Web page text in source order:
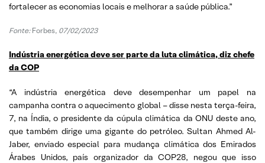
fortalecer as economias locais e melhorar a saúde pública.”
Fonte: Forbes, 07/02/2023
Indústria energética deve ser parte da luta climática, diz chefe
da COP
“A indústria energética deve desempenhar um papel na
campanha contra o aquecimento global – disse nesta terça-feira,
7, na Índia, o presidente da cúpula climática da ONU deste ano,
que também dirige uma gigante do petróleo. Sultan Ahmed Al-
Jaber, enviado especial para mudança climática dos Emirados
Árabes Unidos, país organizador da COP28, negou que isso